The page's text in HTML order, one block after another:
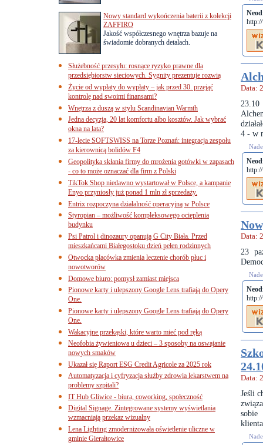
Data:
23.10
4 - w
Data:
23
Data:
Jeśli
sobie
Nowy standard wykończenia baterii z kolekcji
ZAFFIRO
Jakość współczesnego wnętrza bazuje na
świadomie dobranych detalach.
Służebność przesyłu: rosnące ryzyko prawne dla
przedsiębiorstw sieciowych. Sygnity prezentuje rozwią
Życie od wypłaty do wypłaty – jak przed 30. przejąć
kontrolę nad swoimi finansami?
Wnętrza z duszą w stylu Scandinavian Warmth
Jedna decyzja, 20 lat komfortu albo kosztów. Jak wybrać
okna na lata?
17-lecie SOFTSWISS na Torze Poznań: integracja zespołu
za kierownicą bolidów F4
Geopolityka skłania firmy do mrożenia gotówki w zapasach
- co to może oznaczać dla firm z Polski
TikTok Shop niedawno wystartował w Polsce, a kampanie
Enyo przyniosły już ponad 1 mln zł sprzedaży.
Entrix rozpoczyna działalność operacyjną w Polsce
Styropian – możliwość kompleksowego ocieplenia
budynku
Psi Patrol i dinozaury opanują G City Biała. Przed
mieszkańcami Białegostoku dzień pełen rodzinnych
Otwocka placówka zmienia leczenie chorób płuc i
nowotworów
Domowe biuro: pomysł zamiast miejsca
Pionowe karty i ulepszony Google Lens trafiają do Opery
One.
Pionowe karty i ulepszony Google Lens trafiają do Opery
One.
Wakacyjne przekąski, które warto mieć pod ręką
Neofobia żywieniowa u dzieci – 3 sposoby na oswajanie
nowych smaków
Ukazał się Raport ESG Credit Agricole za 2025 rok
Automatyzacja i cyfryzacja służby zdrowia lekarstwem na
problemy szpitali?
IT Hub Gliwice - biura, coworking, społeczność
Digital Signage. Zintegrowane systemy wyświetlania
wzmacniają przekaz wizualny
Lena Lighting zmodernizowała oświetlenie uliczne w
gminie Gierałtowice